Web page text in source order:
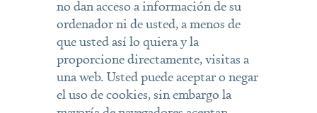
no dan acceso a información de su
ordenador ni de usted, a menos de
que usted así lo quiera y la
proporcione directamente, visitas a
una web. Usted puede aceptar o negar
el uso de cookies, sin embargo la